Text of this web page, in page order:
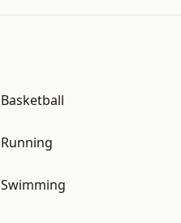
Basketball
Running
Swimming